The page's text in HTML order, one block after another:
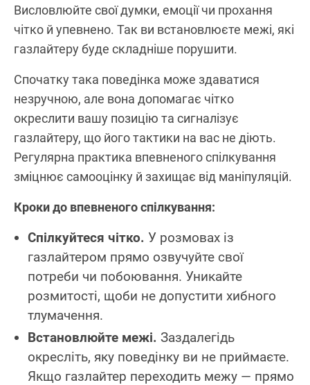
Висловлюйте свої думки, емоції чи прохання
чітко й упевнено. Так ви встановлюєте межі, які
газлайтеру буде складніше порушити.
Спочатку така поведінка може здаватися
незручною, але вона допомагає чітко
окреслити вашу позицію та сигналізує
газлайтеру, що його тактики на вас не діють.
Регулярна практика впевненого спілкування
зміцнює самооцінку й захищає від маніпуляцій.
Кроки до впевненого спілкування:
Спілкуйтеся чітко. У розмовах із
газлайтером прямо озвучуйте свої
потреби чи побоювання. Уникайте
розмитості, щоби не допустити хибного
тлумачення.
Встановлюйте межі. Заздалегідь
окресліть, яку поведінку ви не приймаєте.
Якщо газлайтер переходить межу — прямо